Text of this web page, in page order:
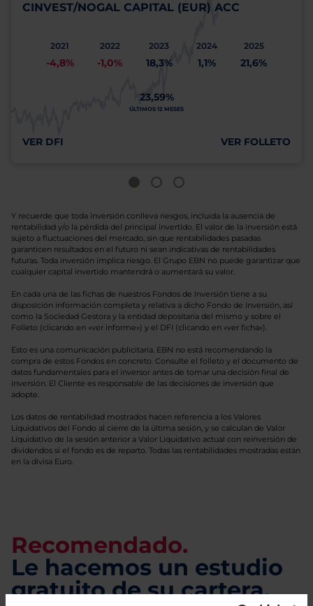
CINVEST/NOGAL CAPITAL (EUR) ACC
2021
-4,8%
2022
-1,0%
2023
18,3%
2024
1,1%
2025
21,6%
23,59%
ÚLTIMOS 12 MESES
VER DFI VER FOLLETO
Y recuerde que toda inversión conlleva riesgos, incluida la ausencia de
rentabilidad y/o la pérdida del principal invertido. El valor de la inversión está
sujeto a fluctuaciones del mercado, sin que rentabilidades pasadas
garanticen resultados en el futuro ni sean indicativas de rentabilidades
futuras. Toda inversión implica riesgo. El Grupo EBN no puede garantizar que
cualquier capital invertido mantendrá o aumentará su valor.
En cada una de las fichas de nuestros Fondos de Inversión tiene a su
disposición información completa y relativa a dicho Fondo de Inversión, así
como la Sociedad Gestora y la entidad depositaria del mismo y sobre el
Folleto (clicando en «ver informe») y el DFI (clicando en «ver ficha»).
Esto es una comunicación publicitaria. EBN no está recomendando la
compra de estos Fondos en concreto. Consulte el folleto y el documento de
datos fundamentales para el inversor antes de tomar una decisión final de
inversión. El Cliente es responsable de las decisiones de inversión que
adopte.
Los datos de rentabilidad mostrados hacen referencia a los Valores
Liquidativos del Fondo al cierre de la última sesión, y se calculan de Valor
Liquidativo de la sesión anterior a Valor Liquidativo actual con reinversión de
dividendos si el fondo es de reparto. Todas las rentabilidades mostradas están
en la divisa Euro.
Recomendado.
Le hacemos un estudio
gratuito de su cartera.